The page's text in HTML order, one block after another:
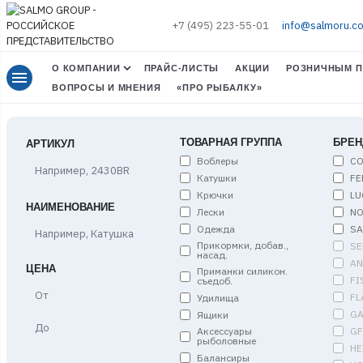
+7 (495) 223-55-01
menu О КОМПАНИИ ПРАЙС-ЛИСТЫ АКЦИИ
РОЗНИЧНЫМ
ВОПРОСЫ И МНЕНИЯ
«ПРО РЫБАЛКУ»
АРТИКУЛ
НАИМЕНОВАНИЕ
ЦЕНА
Цена,
Цена,
до
ТОВАРНАЯ ГРУППА
Воблеры
Катушки
Крючки
Лески
Одежда
Прикормки, добав.,
насад.
Приманки силикон.
съедоб.
Удилища
Ящики
Аксессуары
рыболовные
Балансиры
GF